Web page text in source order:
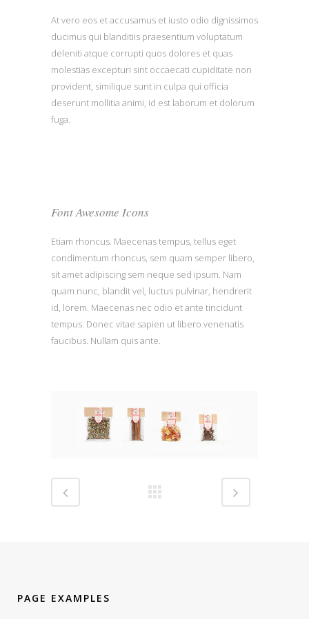
At vero eos et accusamus et iusto odio dignissimos
ducimus qui blanditiis praesentium voluptatum
deleniti atque corrupti quos dolores et quas
molestias excepturi sint occaecati cupiditate non
provident, similique sunt in culpa qui officia
deserunt mollitia animi, id est laborum et dolorum
fuga.
Font Awesome Icons
Etiam rhoncus. Maecenas tempus, tellus eget
condimentum rhoncus, sem quam semper libero,
sit amet adipiscing sem neque sed ipsum. Nam
quam nunc, blandit vel, luctus pulvinar, hendrerit
id, lorem. Maecenas nec odio et ante tincidunt
tempus. Donec vitae sapien ut libero venenatis
faucibus. Nullam quis ante.
PAGE EXAMPLES